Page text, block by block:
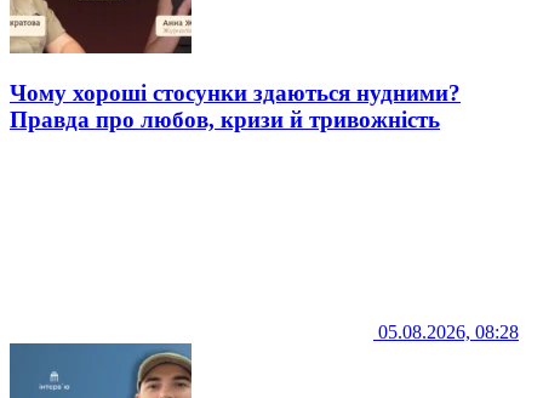
Чому хороші стосунки здаються нудними?
Правда про любов, кризи й тривожність
05.08.2026, 08:28